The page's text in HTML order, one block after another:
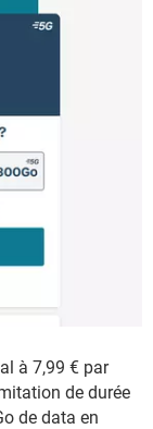
à 7,99 € par
de durée
de data en